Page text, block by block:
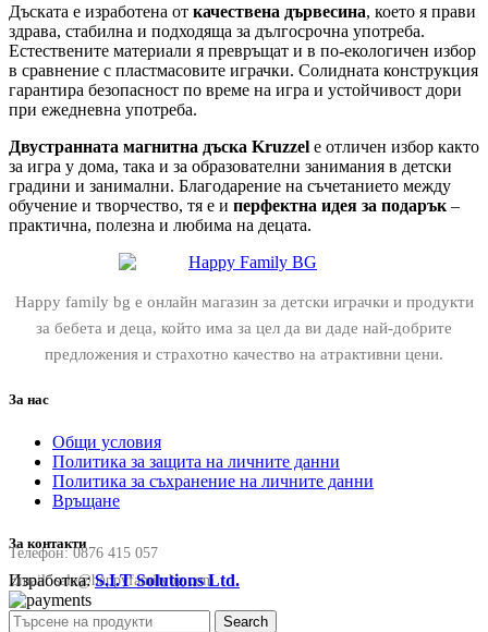
Дъската е изработена от качествена дървесина, което я прави
здрава, стабилна и подходяща за дългосрочна употреба.
Естествените материали я превръщат и в по-екологичен избор
в сравнение с пластмасовите играчки. Солидната конструкция
гарантира безопасност по време на игра и устойчивост дори
при ежедневна употреба.
Двустранната магнитна дъска Kruzzel е отличен избор както
за игра у дома, така и за образователни занимания в детски
градини и занимални. Благодарение на съчетанието между
обучение и творчество, тя е и перфектна идея за подарък –
практична, полезна и любима на децата.
Happy family bg е онлайн магазин за детски играчки и продукти
за бебета и деца, който има за цел да ви даде най-добрите
предложения и страхотно качество на атрактивни цени.
За нас
Общи условия
Политика за защита на личните данни
Политика за съхранение на личните данни
Връщане
За контакти
Телефон:0876 415 057
Email:sale@happyfamilybg.com
Изработка:S.I.T Solutions Ltd.
Search